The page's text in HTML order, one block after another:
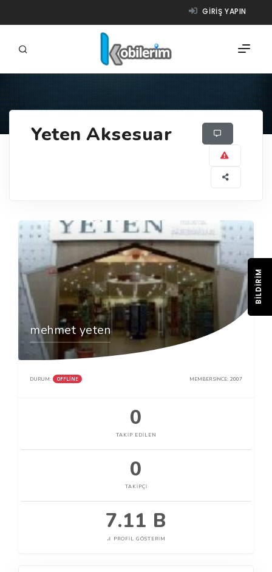
GIRIŞ YAPIN
ÜRÜNLER
Yeten Aksesuar
mehmet yeten
DURUM: OFFLINE MEMBER SINCE: 2007
0
TAKIP EDILEN
0
TAKIPÇI
7.11 B
PROFIL GÖSTERIM
BILDIRIM